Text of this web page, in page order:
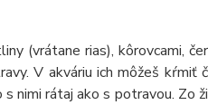
(vrátane rias), kôrovcami,
V akváriu ich môžeš
nimi rátaj ako s potravou. Zo